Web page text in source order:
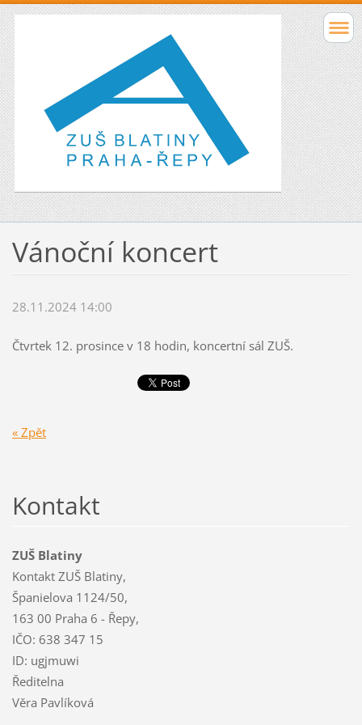
Vánoční koncert
28.11.2024 14:00
Čtvrtek 12. prosince v 18 hodin, koncertní sál ZUŠ.
« Zpět
Kontakt
ZUŠ Blatiny
Kontakt ZUŠ Blatiny,
Španielova 1124/50,
163 00 Praha 6 - Řepy,
IČO: 638 347 15
ID: ugjmuwi
Ředitelna
Věra Pavlíková